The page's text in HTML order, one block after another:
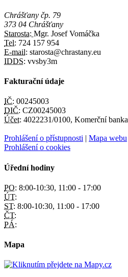
Chrášťany čp. 79
373 04 Chrášťany
Starosta: Mgr. Josef Vomáčka
Tel: 724 157 954
E-mail: starosta@chrastany.eu
IDDS: vvsby3m
Fakturační údaje
IČ: 00245003
DIČ: CZ00245003
Účet: 4022231/0100, Komerční banka
Prohlášení o přístupnosti | Mapa webu
Prohlášení o cookies
Úřední hodiny
PO: 8:00-10:30, 11:00 - 17:00
ÚT:
ST: 8:00-10:30, 11:00 - 17:00
ČT:
PÁ:
Mapa